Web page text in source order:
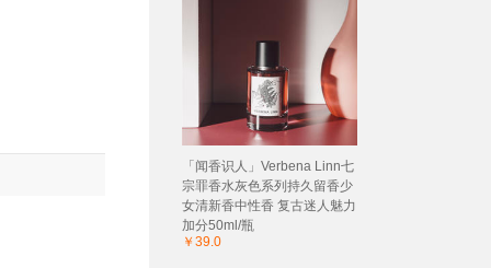
「闻香识人」Verbena Linn七
宗罪香水灰色系列持久留香少
女清新香中性香 复古迷人魅力
加分50ml/瓶
￥39.0